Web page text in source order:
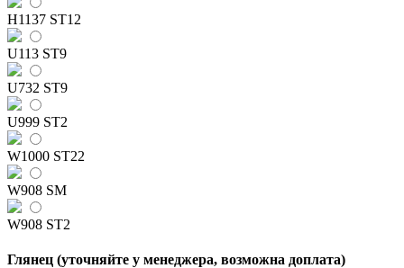
H1137 ST12
U113 ST9
U732 ST9
U999 ST2
W1000 ST22
W908 SM
W908 ST2
Глянец (уточняйте у менеджера, возможна доплата)